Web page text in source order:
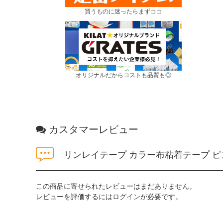
買うものに迷ったらまずココ
オリジナルだからコストも品質も◎
カスタマーレビュー
リンレイテープ カラー布粘着テープ
この商品に寄せられたレビューはまだありません。
レビューを評価するにはログインが必要です。